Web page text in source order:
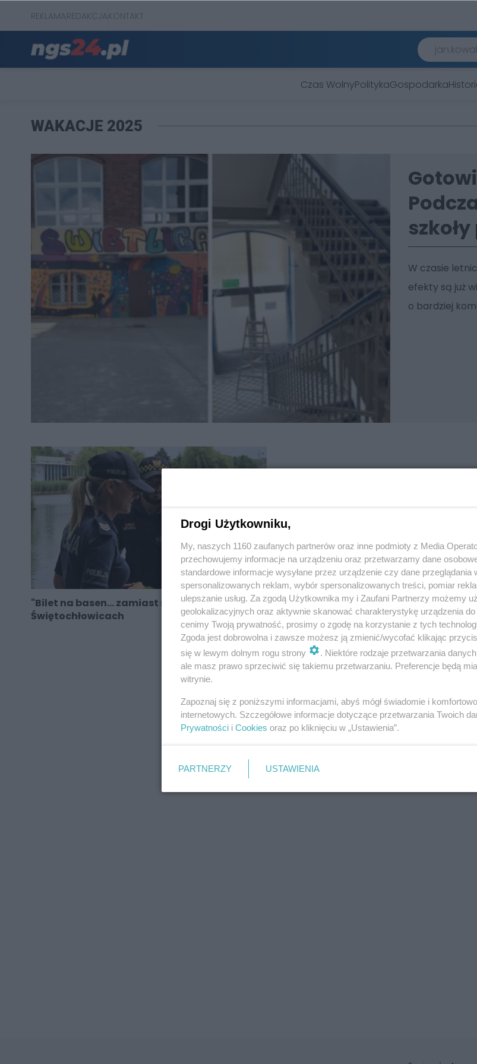
REKLAMAREDAKCJAKONTAKT
Czas WolnyPolitykaGospodarka
WAKACJE 2025
W czasie
efekty są już
o bardziej
"Bilet na basen… zamiast mandatu" w
Świętochłowicach
Drogi Użytkowniku,
My, naszych 1160 zaufanych partnerów oraz inne podmioty z Media
przechowujemy informacje na urządzeniu oraz przetwarzamy dane
standardowe informacje wysyłane przez urządzenie czy dane przeglądania
spersonalizowanych reklam, wybór spersonalizowanych treści, pomiar
ulepszanie usług. Za zgodą Użytkownika my i Zaufani Partnerzy możemy
geolokalizacyjnych oraz aktywnie skanować charakterystykę urządzenia
cenimy Twoją prywatność, prosimy o zgodę na korzystanie z tych
Zgoda jest dobrowolna i zawsze możesz ją zmienić/wycofać klikając
się w lewym dolnym rogu strony
. Niektóre rodzaje przetwarzania
ale masz prawo sprzeciwić się takiemu przetwarzaniu. Preferencje będą
witrynie.
Zapoznaj się z poniższymi informacjami, abyś mógł świadomie i
internetowych. Szczegółowe informacje dotyczące przetwarzania Twoich
Prywatności i Cookies oraz po kliknięciu w „Ustawienia”.
PARTNERZY USTAWIENIA